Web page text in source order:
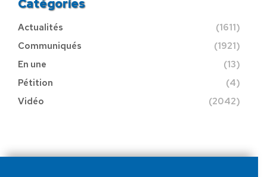
Catégories
Actualités
(1611)
Communiqués
(1921)
En une
(13)
Pétition
(4)
Vidéo
(2042)